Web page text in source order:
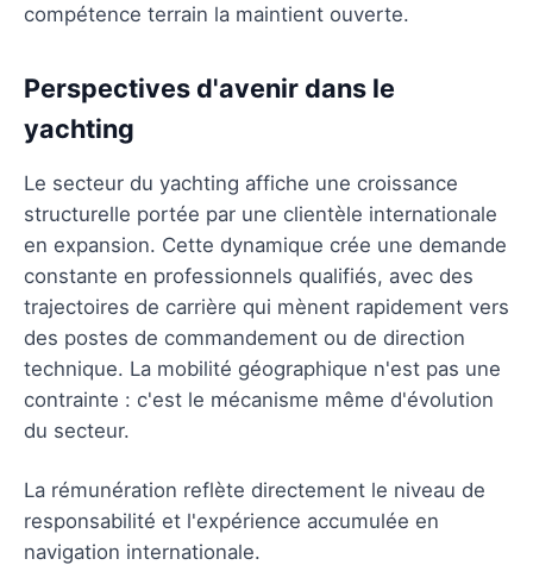
compétence terrain la maintient ouverte.
Perspectives d'avenir dans le
yachting
Le secteur du yachting affiche une croissance
structurelle portée par une clientèle internationale
en expansion. Cette dynamique crée une demande
constante en professionnels qualifiés, avec des
trajectoires de carrière qui mènent rapidement vers
des postes de commandement ou de direction
technique. La mobilité géographique n'est pas une
contrainte : c'est le mécanisme même d'évolution
du secteur.
La rémunération reflète directement le niveau de
responsabilité et l'expérience accumulée en
navigation internationale.